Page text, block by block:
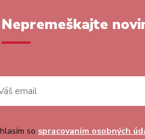
Nepremeškajte
so spracovaním osobných